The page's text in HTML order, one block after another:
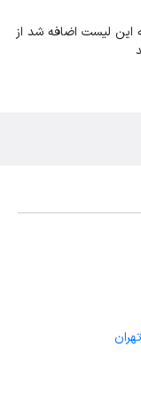
این لیست اضافه شد از